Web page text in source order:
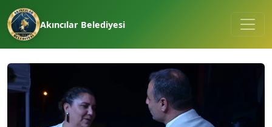
Akıncılar Belediyesi